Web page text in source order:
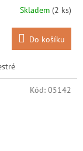
Skladem (2 ks)
Do košíku
Kód: 05142